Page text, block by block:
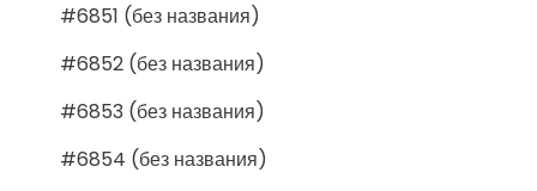
#6851 (без названия)
#6852 (без названия)
#6853 (без названия)
#6854 (без названия)